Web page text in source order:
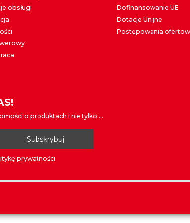
obsługi
Dofinansowanie UE
Dotacje Unijne
Postępowania
o produktach i nie tylko ...
prywatności